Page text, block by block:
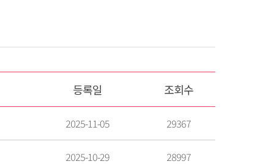
등록일 조회수
2025-11-05 29367
2025-10-29 28997